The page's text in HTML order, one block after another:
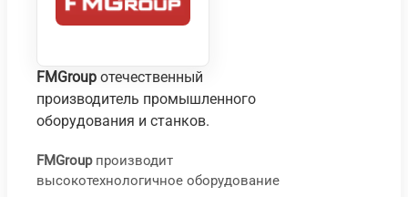
FMGroup отечественный
производитель промышленного
оборудования и станков.
FMGroupпроизводит
высокотехнологичное оборудование